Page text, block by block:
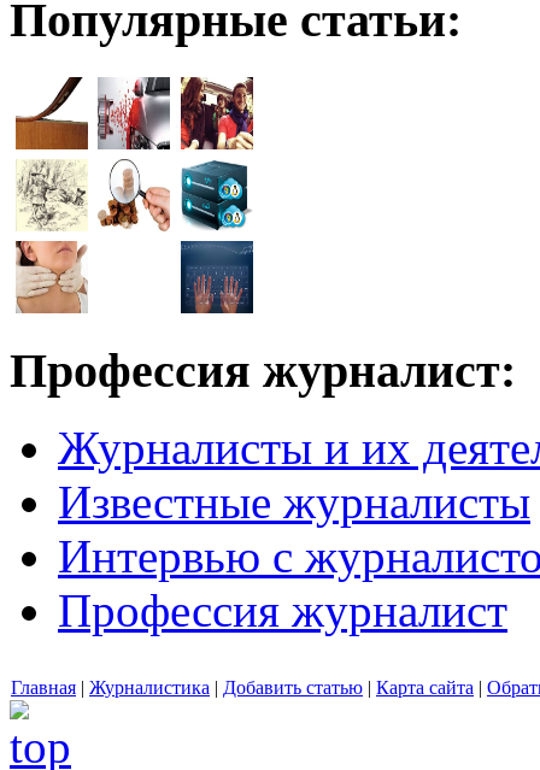
Популярные статьи:
Профессия журналист:
Журналисты и их
Известные журналисты
Интервью с
Профессия журналист
Главная | Журналистика | Добавить статью | Карта сайта |